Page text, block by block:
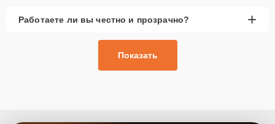
Работаете ли вы честно и прозрачно? +
Показать